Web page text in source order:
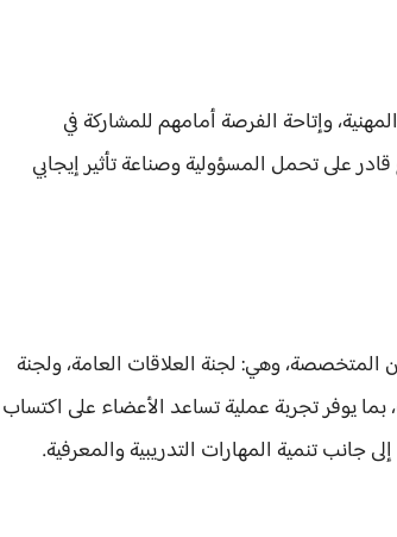
وإتاحة الفرصة أمامهم للمشاركة في
على تحمل المسؤولية وصناعة تأثير إيجابي
المتخصصة، وهي: لجنة العلاقات العامة، ولجنة
بما يوفر تجربة عملية تساعد الأعضاء على اكتساب
جانب تنمية المهارات التدريبية والمعرفية.